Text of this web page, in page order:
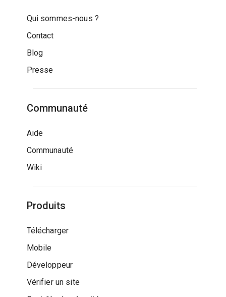
Qui sommes-nous ?
Contact
Blog
Presse
Communauté
Aide
Communauté
Wiki
Produits
Télécharger
Mobile
Développeur
Vérifier un site